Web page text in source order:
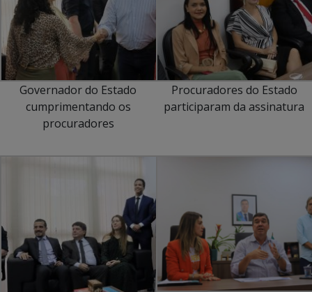
Governador do Estado
cumprimentando os
procuradores
Procuradores do Estado
participaram da assinatura